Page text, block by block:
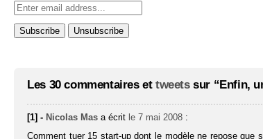
Les 30 commentaires et tweetssur “Enfin,
[1] - Nicolas Mas a écrit le 7 mai 2008 :
Comment tuer 15 start-up dont le modèle ne repose que